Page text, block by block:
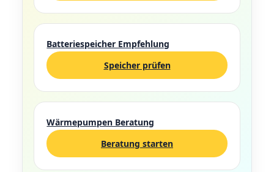
Batteriespeicher Empfehlung
Speicher prüfen
Wärmepumpen Beratung
Beratung starten